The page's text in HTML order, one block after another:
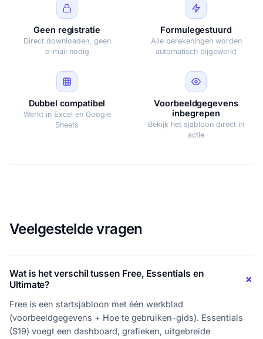
Geen registratie
Direct downloaden, geen
e-mail nodig
Formulegestuurd
Alle berekeningen worden
automatisch bijgewerkt
Dubbel compatibel
Werkt in Excel en Google
Sheets
Voorbeeldgegevens
inbegrepen
Bekijk het sjabloon direct in
actie
Veelgestelde vragen
Wat is het verschil tussen Free, Essentials en
Ultimate?
Free is een startsjabloon met één werkblad
(voorbeeldgegevens + Hoe te gebruiken-gids). Essentials
($19) voegt een dashboard, grafieken, uitgebreide